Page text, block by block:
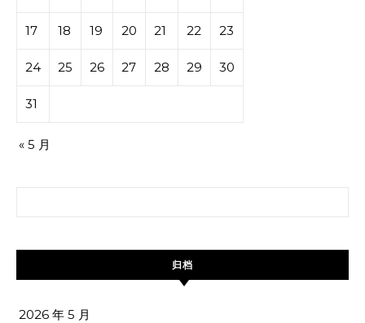
17 18 19 20 21 22 23
24 25 26 27 28 29 30
31
« 5 月
归档
2026 年 5 月